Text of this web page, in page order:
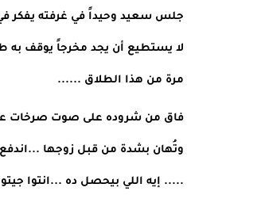
مرة من هذا الطلاق ......
وتُهان بشدة من قبل زوجها
..... إيه اللي بيحصل ده ...انتوا